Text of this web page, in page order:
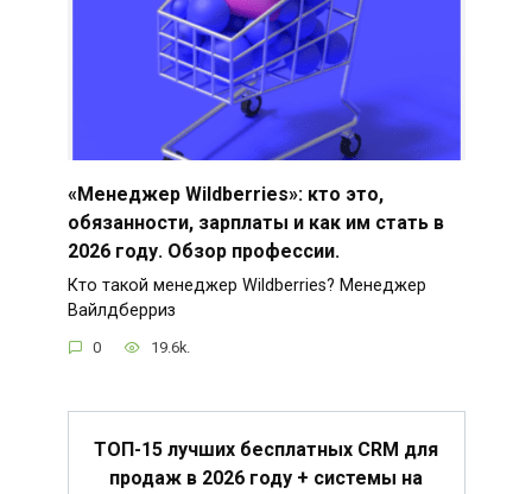
«Менеджер Wildberries»: кто это,
обязанности, зарплаты и как им стать в
2026 году. Обзор профессии.
Кто такой менеджер Wildberries? Менеджер
Вайлдберриз
0 19.6k.
ТОП-15 лучших бесплатных CRM для
продаж в 2026 году + системы на